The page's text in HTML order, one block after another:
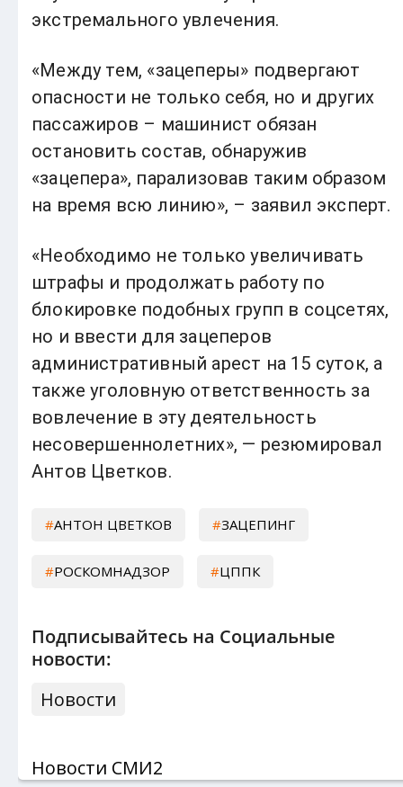
экстремального увлечения.
«Между тем, «зацеперы» подвергают
опасности не только себя, но и других
пассажиров – машинист обязан
остановить состав, обнаружив
«зацепера», парализовав таким образом
на время всю линию», – заявил эксперт.
«Необходимо не только увеличивать
штрафы и продолжать работу по
блокировке подобных групп в соцсетях,
но и ввести для зацеперов
административный арест на 15 суток, а
также уголовную ответственность за
вовлечение в эту деятельность
несовершеннолетних», — резюмировал
Антов Цветков.
АНТОН ЦВЕТКОВ ЗАЦЕПИНГ
РОСКОМНАДЗОР ЦППК
Подписывайтесь на Социальные
новости:
Новости
Новости СМИ2